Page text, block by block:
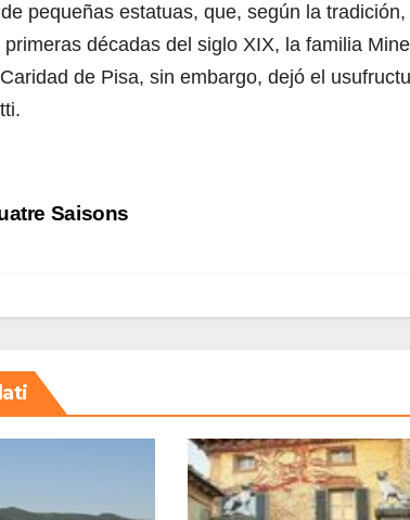
pequeñas estatuas, que, según la
décadas del siglo XIX, la familia
de Pisa, sin embargo, dejó el
Saisons